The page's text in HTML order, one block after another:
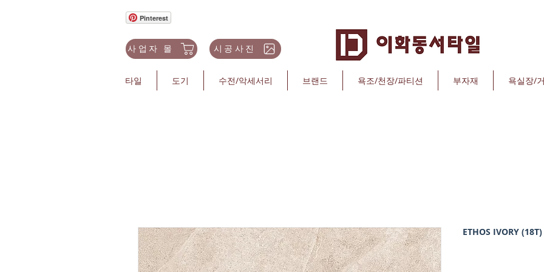
Pinterest
사업자 몰 시공사진
타일 도기 수전/악세서리 브랜드 욕조/천장/파티션 부자재 욕실장/
ETHOS IVORY (18T)